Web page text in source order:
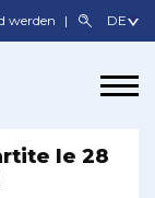
werden
le 28